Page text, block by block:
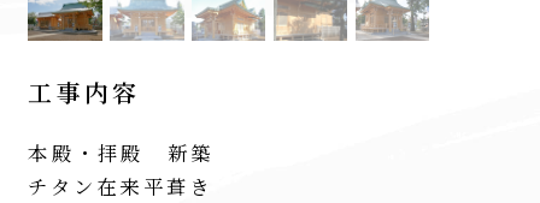
工事内容
本殿・拝殿 新築
チタン在来平葺き